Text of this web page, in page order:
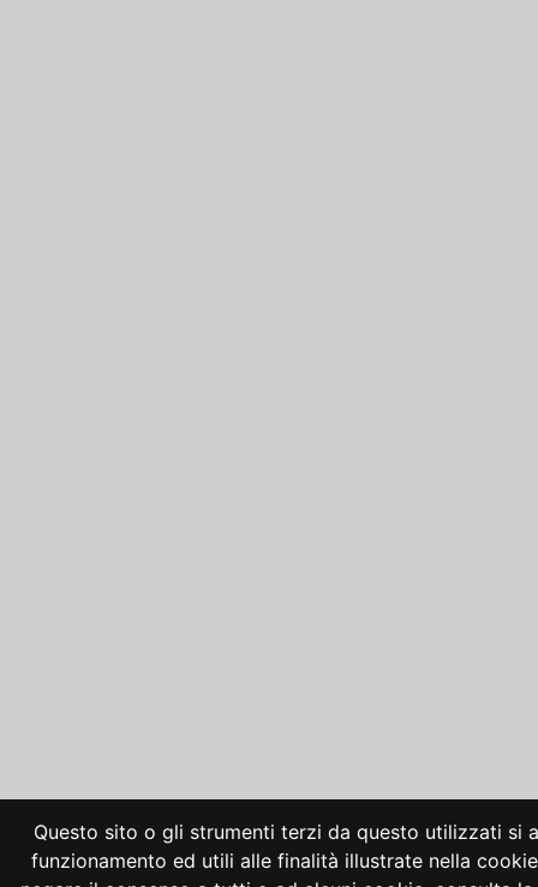
Questo sito o gli strumenti terzi da questo utilizzati si
funzionamento ed utili alle finalità illustrate nella